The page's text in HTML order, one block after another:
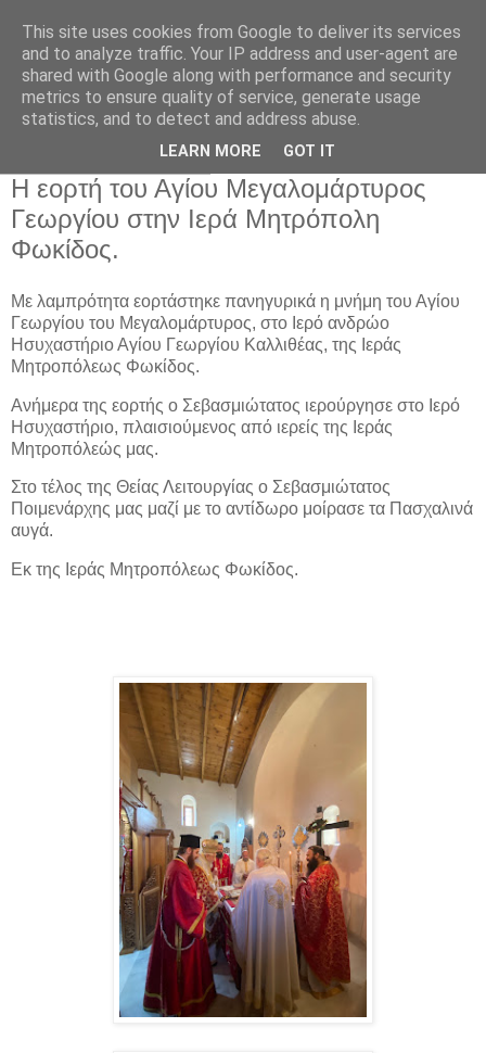
Αρχική Σελίδα
Η εορτή του Αγίου Μεγαλομάρτυρος
Γεωργίου στην Ιερά Μητρόπολη
Φωκίδος.
Με λαμπρότητα εορτάστηκε πανηγυρικά η μνήμη του Αγίου
Γεωργίου του Μεγαλομάρτυρος, στο Ιερό ανδρώο
Ησυχαστήριο Αγίου Γεωργίου Καλλιθέας, της Ιεράς
Μητροπόλεως Φωκίδος.
Ανήμερα της εορτής ο Σεβασμιώτατος ιερούργησε στο Ιερό
Ησυχαστήριο, πλαισιούμενος από ιερείς της Ιεράς
Μητροπόλεώς μας.
Στο τέλος της Θείας Λειτουργίας ο Σεβασμιώτατος
Ποιμενάρχης μας μαζί με το αντίδωρο μοίρασε τα Πασχαλινά
αυγά.
Εκ της Ιεράς Μητροπόλεως Φωκίδος.
This site uses cookies from Google to deliver its services
and to analyze traffic. Your IP address and user-agent are
shared with Google along with performance and security
metrics to ensure quality of service, generate usage
statistics, and to detect and address abuse.
LEARN MORE GOT IT